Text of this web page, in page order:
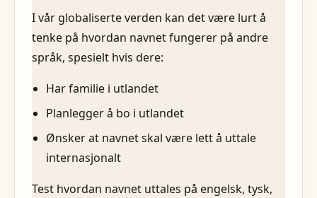
I vår globaliserte verden kan det være lurt å
tenke på hvordan navnet fungerer på andre
språk, spesielt hvis dere:
Har familie i utlandet
Planlegger å bo i utlandet
Ønsker at navnet skal være lett å uttale
internasjonalt
Test hvordan navnet uttales på engelsk, tysk,